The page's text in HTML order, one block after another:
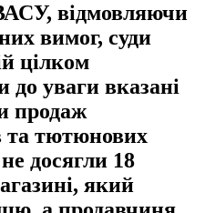
відмовляючи
вимог, суди
цілком
до уваги вказані
продаж
та тютюнових
досягли 18
який